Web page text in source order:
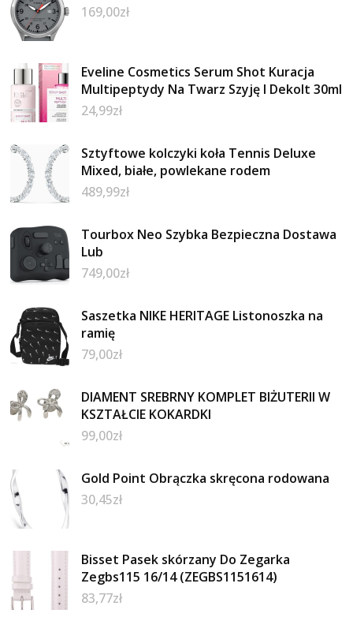
169,00zł
Eveline Cosmetics Serum Shot Kuracja
Multipeptydy Na Twarz Szyję I Dekolt 30ml
24,99zł
Sztyftowe kolczyki koła Tennis Deluxe
Mixed, białe, powlekane rodem
489,99zł
Tourbox Neo Szybka Bezpieczna Dostawa
Lub
749,00zł
Saszetka NIKE HERITAGE Listonoszka na
ramię
79,00zł
DIAMENT SREBRNY KOMPLET BIŻUTERII W
KSZTAŁCIE KOKARDKI
99,00zł
Gold Point Obrączka skręcona rodowana
30,45zł
Bisset Pasek skórzany Do Zegarka
Zegbs115 16/14 (ZEGBS1151614)
83,77zł